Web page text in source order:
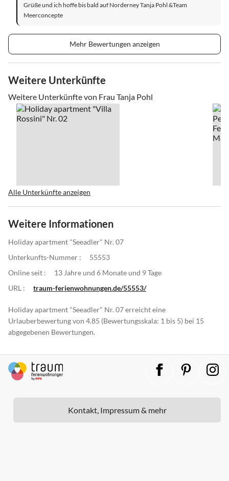
Grüße und ich hoffe bis bald auf Norderney Tanja Pohl &Team
Meerconcepte
Mehr Bewertungen anzeigen
Weitere Unterkünfte
Weitere Unterkünfte von Frau Tanja Pohl
Alle Unterkünfte anzeigen
Weitere Informationen
Holiday apartment "Seeadler" Nr. 07
Unterkunfts-Nummer :
55553
Online seit :
13 Jahre und 6 Monate und 9 Tage
URL :
traum-ferienwohnungen.de/55553/
Holiday apartment "Seeadler" Nr. 07 erreicht eine
Urlauberbewertung von 4.85 (Bewertungsskala: 1 bis 5) bei 15
abgegebenen Bewertungen.
Kontakt, Impressum & mehr